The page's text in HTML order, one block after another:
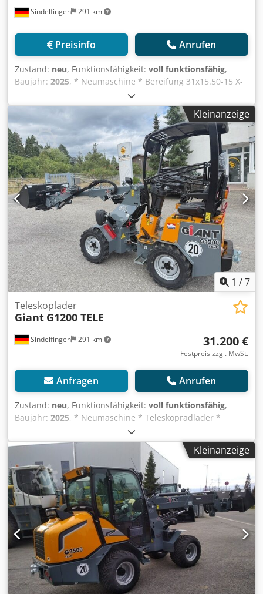
Sindelfingen 291 km
Preisinfo Anrufen
Zustand: neu, Funktionsfähigkeit: voll funktionsfähig,
Baujahr: 2025, * Neumaschine * Bereifung 31x15.50-15 X-
TRAC (Maschinenbreite 160 cm) * 1.+ 2. Zusatzkreis (DW)
bedienbar über prop. Schieberegler auf dem Joystick nach
vorne * ROPS Kabine inkl. Klimaanlage Cjdpfx Aiow Hxuge
Serf * Umkehrlüfter * 4-Rad, 2-Rad- Hundegangsteuerung
* Luftgefederter, verstellbarer Komfortsitz * zusätzlicher
Arbeitsscheinwerfer Halogen vorne am Hubarm *
Heckgewichtsplatte 180 kg inkl. Rangierkupplung * Batterie
100 Ah * Schnellwechsler * Erdbauschaufel 1600MM *
Palettengabel 1200MM
Kleinanzeige
1 /7
Sindelfingen 291 km
Teleskoplader
Giant G1200 TELE
31.200 €
Festpreis zzgl. MwSt.
Anfragen Anrufen
Zustand: neu, Funktionsfähigkeit: voll funktionsfähig,
Baujahr: 2025, * Neumaschine * Teleskopradlader *
Kubota Niederemissionsmotor D902 (3 Zylinder) 17,5 kW /
25 PS * Bereifung 23x8.50-12 SKID * Teleskopierbares
Hubgerüst - Schaufeldrehpunkt: 2.820 mm Crjdpfx Aewz D
Unoi Ssf * StVZO Paket bis 20 km/h * Heckgewichtsplatte
70 kg * hydraulische Giant Kompakt
Schnellwechseleinrichtung * GIANT Palettengabel 1000mm
* GIANT Schaufel 1000MM – 195 Liter * 1 Jahr
Neumaschinengarantie
Kleinanzeige